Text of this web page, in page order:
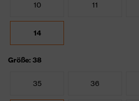
10 11
14
Größe: 38
35 36